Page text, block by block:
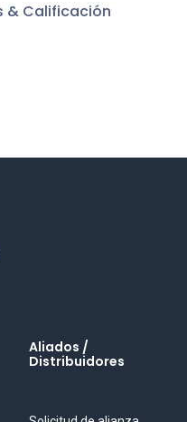
& Calificación
Aliados /
Distribuidores